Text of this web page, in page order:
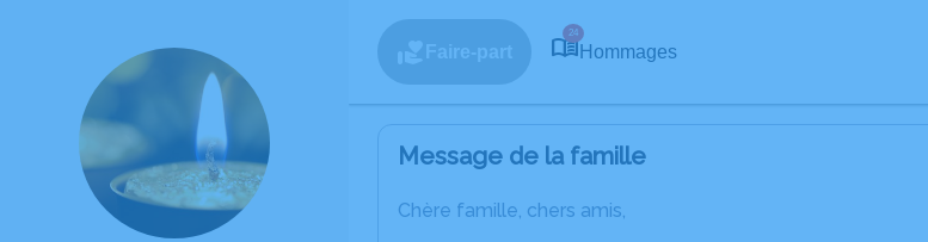
24
Hommages
Message de la famille
Chère famille, chers amis,